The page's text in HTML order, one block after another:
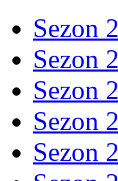
Sezon
Sezon
Sezon
Sezon
Sezon